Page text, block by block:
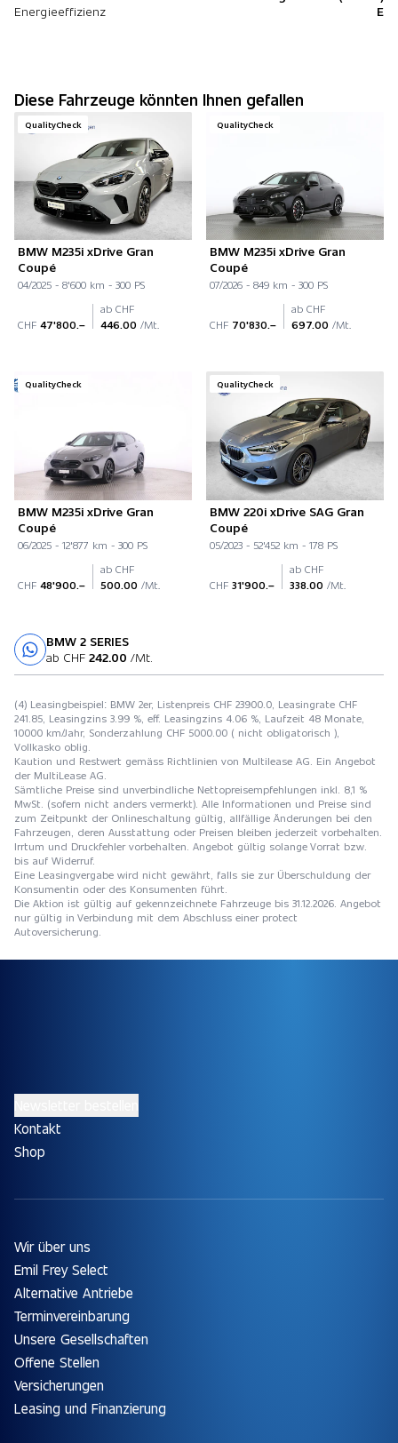
Energieeffizienz
E
Diese Fahrzeuge könnten Ihnen gefallen
QualityCheck
BMW M235i xDrive Gran
Coupé
04/2025 - 8'600 km - 300 PS
CHF 47'800.–
ab CHF
446.00 /Mt.
QualityCheck
BMW M235i xDrive Gran
Coupé
07/2026 - 849 km - 300 PS
CHF 70'830.–
ab CHF
697.00 /Mt.
QualityCheck
BMW M235i xDrive Gran
Coupé
06/2025 - 12'877 km - 300 PS
CHF 48'900.–
ab CHF
500.00 /Mt.
QualityCheck
BMW 220i xDrive SAG Gran
Coupé
05/2023 - 52'452 km - 178 PS
CHF 31'900.–
ab CHF
338.00 /Mt.
BMW 2 SERIES
ab CHF 242.00 /Mt.
(4) Leasingbeispiel: BMW 2er, Listenpreis CHF 23900.0, Leasingrate CHF
241.85, Leasingzins 3.99 %, eff. Leasingzins 4.06 %, Laufzeit 48 Monate,
10000 km/Jahr, Sonderzahlung CHF 5000.00 ( nicht obligatorisch ),
Vollkasko oblig.
Kaution und Restwert gemäss Richtlinien von Multilease AG. Ein Angebot
der MultiLease AG.
Sämtliche Preise sind unverbindliche Nettopreisempfehlungen inkl. 8,1 %
MwSt. (sofern nicht anders vermerkt). Alle Informationen und Preise sind
zum Zeitpunkt der Onlineschaltung gültig, allfällige Änderungen bei den
Fahrzeugen, deren Ausstattung oder Preisen bleiben jederzeit vorbehalten.
Irrtum und Druckfehler vorbehalten. Angebot gültig solange Vorrat bzw.
bis auf Widerruf.
Eine Leasingvergabe wird nicht gewährt, falls sie zur Überschuldung der
Konsumentin oder des Konsumenten führt.
Die Aktion ist gültig auf gekennzeichnete Fahrzeuge bis 31.12.2026. Angebot
nur gültig in Verbindung mit dem Abschluss einer protect
Autoversicherung.
Kontakt
Shop
Wir über uns
Emil Frey Select
Alternative Antriebe
Terminvereinbarung
Unsere Gesellschaften
Offene Stellen
Versicherungen
Leasing und Finanzierung